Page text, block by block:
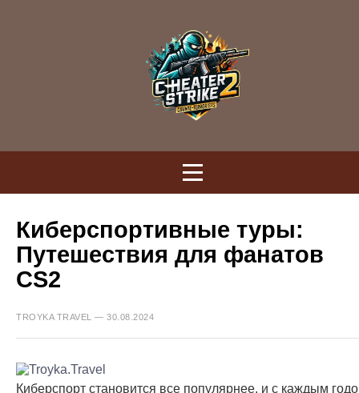
Киберспортивные туры:
Путешествия для фанатов
CS2
TROYKA TRAVEL — 30.08.2024
Киберспорт становится все популярнее, и с каждым